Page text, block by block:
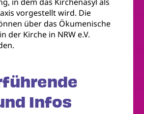
vorgestellt wird. Die
über das Ökumenische
der Kirche in NRW e.V.
Infos